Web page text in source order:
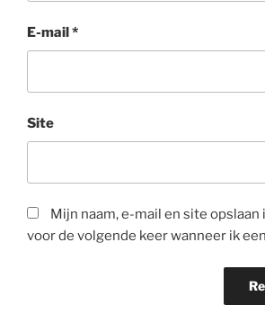
E-mail*
Site
Mijn naam, e-mail en site opslaan
voor de volgende keer wanneer ik